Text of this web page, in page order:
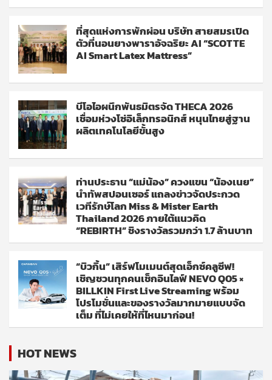
ที่สุดแห่งการพักผ่อน บริษัท สายสมรเปิด
ตัวที่นอนยางพาราอัจฉริยะ AI “SCOTTE
AI Smart Latex Mattress”
บีโอไอผนึกพันธมิตรจัด THECA 2026
เชื่อมห่วงโซ่อิเล็กทรอนิกส์ หนุนไทยสู่ฐาน
ผลิตเทคโนโลยีขั้นสูง
ท่านประธาน “แม่น้อง” ควงแขน “น้องเนย”
นำทัพสปอนเซอร์ แถลงข่าวจัดประกวด
เวทีรักษ์โลก Miss & Mister Earth
Thailand 2026 ภายใต้แนวคิด
“REBIRTH” ชิงรางวัลรวมกว่า 1.7 ล้านบาท
“บิวกิ้น” เสิร์ฟโมเมนต์สุดเอ็กซ์คลูซีฟ!
เชิญชวนทุกคนเช็กอินไลฟ์ NEVO Q05 ×
BILLKIN First Live Streaming พร้อม
โปรโมชั่นและของรางวัลมากมายแบบจัด
เต็ม ที่ไม่เคยให้ที่ไหนมาก่อน!
HOT NEWS